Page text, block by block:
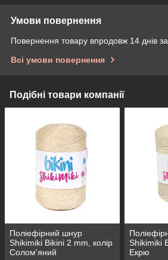
Умови повернення
Повернення товару впродовж 14 днів
Всі умови повернення
Подібні товари компанії
Поліефірний шнур
Shikimiki Bikini 2 mm, колір
Солом'яний
Shikimiki
Екрю